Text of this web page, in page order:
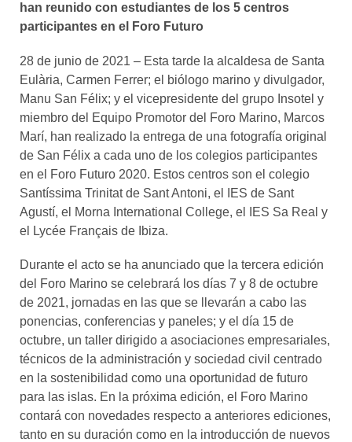
han reunido con estudiantes de los 5 centros
participantes en el Foro Futuro
28 de junio de 2021 – Esta tarde la alcaldesa de Santa
Eulària, Carmen Ferrer; el biólogo marino y divulgador,
Manu San Félix; y el vicepresidente del grupo Insotel y
miembro del Equipo Promotor del Foro Marino, Marcos
Marí, han realizado la entrega de una fotografía original
de San Félix a cada uno de los colegios participantes
en el Foro Futuro 2020. Estos centros son el colegio
Santíssima Trinitat de Sant Antoni, el IES de Sant
Agustí, el Morna International College, el IES Sa Real y
el Lycée Français de Ibiza.
Durante el acto se ha anunciado que la tercera edición
del Foro Marino se celebrará los días 7 y 8 de octubre
de 2021, jornadas en las que se llevarán a cabo las
ponencias, conferencias y paneles; y el día 15 de
octubre, un taller dirigido a asociaciones empresariales,
técnicos de la administración y sociedad civil centrado
en la sostenibilidad como una oportunidad de futuro
para las islas. En la próxima edición, el Foro Marino
contará con novedades respecto a anteriores ediciones,
tanto en su duración como en la introducción de nuevos